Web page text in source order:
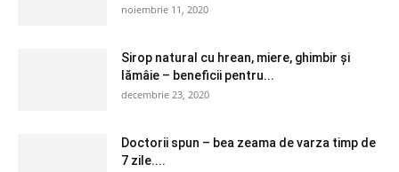
noiembrie 11, 2020
Sirop natural cu hrean, miere, ghimbir și
lămâie – beneficii pentru...
decembrie 23, 2020
Doctorii spun – bea zeama de varza timp de
7 zile....